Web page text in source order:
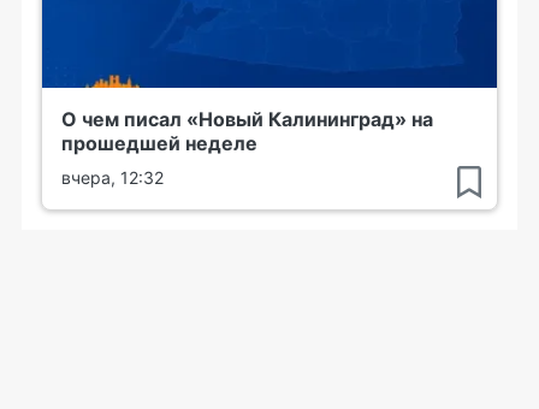
О чем писал «Новый Калининград» на
прошедшей неделе
вчера, 12:32